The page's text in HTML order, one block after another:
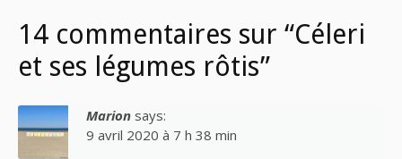
14 commentaires sur “Céleri
et ses légumes rôtis”
Marion says:
9 avril 2020 à 7 h 38 min